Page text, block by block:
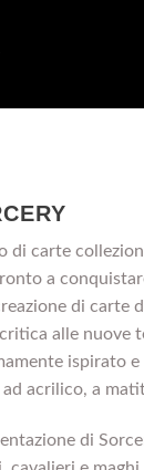
di carte
a
di carte
alle nuove
ispirato
acrilico, a
di